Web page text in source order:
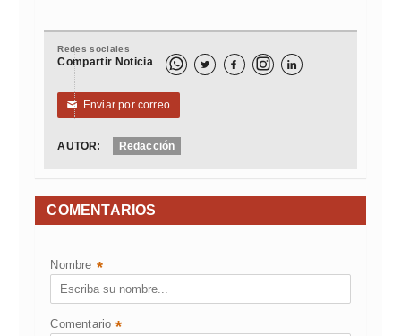
Redes sociales
Compartir Noticia   
✉ Enviar por correo
AUTOR: Redacción
COMENTARIOS
Nombre *
Comentario *